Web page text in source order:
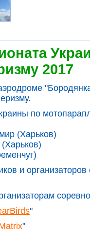
2017
по
(Харьков)
и
"
"